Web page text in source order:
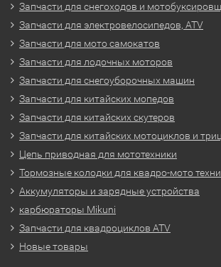
Запчасти для снегоходов и
Запчасти для электровелосипедов, ATV
Запчасти для мото самокатов
Запчасти для лодочных моторов
Запчасти для снегоуборочных машин
Запчасти для китайских мопедов
Запчасти для китайских скутеров
Запчасти для китайских мотоциклов и
Цепь приводная для мототехники
Тормозные колодки для квадро-мото
Аккумуляторы и зарядные устройства
карбюраторы Mikuni
Запчасти для квадроциклов ATV
Новые товары